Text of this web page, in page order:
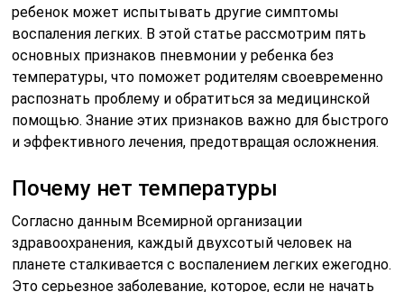
ребенок может испытывать другие симптомы
воспаления легких. В этой статье рассмотрим пять
основных признаков пневмонии у ребенка без
температуры, что поможет родителям своевременно
распознать проблему и обратиться за медицинской
помощью. Знание этих признаков важно для быстрого
и эффективного лечения, предотвращая осложнения.
Почему нет температуры
Согласно данным Всемирной организации
здравоохранения, каждый двухсотый человек на
планете сталкивается с воспалением легких ежегодно.
Это серьезное заболевание, которое, если не начать